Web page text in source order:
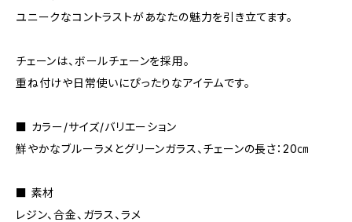
ユニークなコントラストがあなたの魅力を引き立てます。
チェーンは、ボールチェーンを採用。
重ね付けや日常使いにぴったりなアイテムです。
■ カラー/サイズ/バリエーション
鮮やかなブルーラメとグリーンガラス、チェーンの長さ：20㎝
■ 素材
レジン、合金、ガラス、ラメ